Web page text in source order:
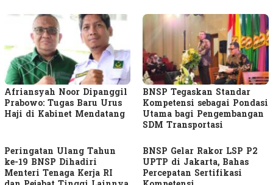
Afriansyah Noor Dipanggil
Prabowo: Tugas Baru Urus
Haji di Kabinet Mendatang
BNSP Tegaskan Standar
Kompetensi sebagai Pondasi
Utama bagi Pengembangan
SDM Transportasi
Peringatan Ulang Tahun
ke-19 BNSP Dihadiri
Menteri Tenaga Kerja RI
BNSP Gelar Rakor LSP P2
UPTP di Jakarta, Bahas
Percepatan Sertifikasi